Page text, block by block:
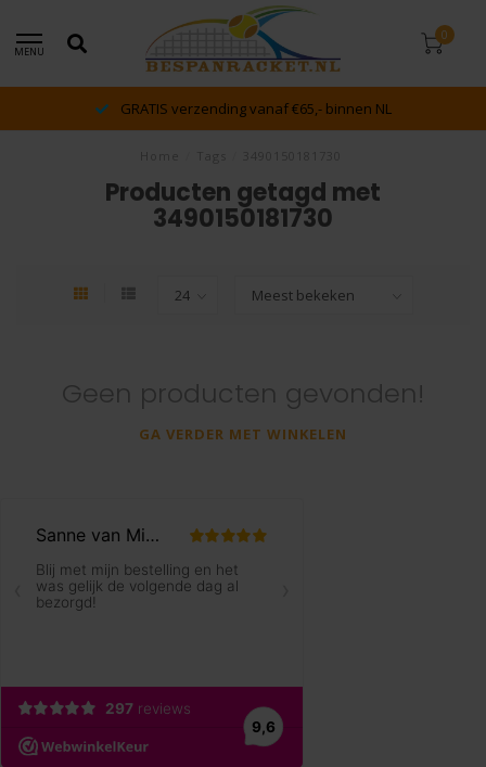
MENU
0
GRATIS verzending vanaf €65,- binnen NL
Producten getagd met
3490150181730
Geen producten gevonden!
GA VERDER MET WINKELEN